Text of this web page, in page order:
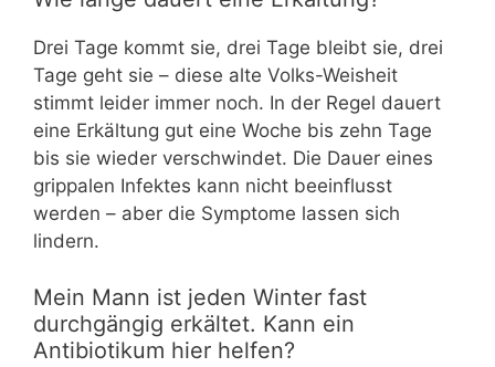
Drei Tage kommt sie, drei Tage bleibt sie, drei
Tage geht sie – diese alte Volks-Weisheit
stimmt leider immer noch. In der Regel dauert
eine Erkältung gut eine Woche bis zehn Tage
bis sie wieder verschwindet. Die Dauer eines
grippalen Infektes kann nicht beeinflusst
werden – aber die Symptome lassen sich
lindern.
Mein Mann ist jeden Winter fast
durchgängig erkältet. Kann ein
Antibiotikum hier helfen?